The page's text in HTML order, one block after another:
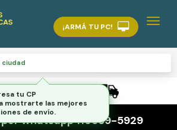
¡ARMÁ TU PC!
ciudad
A TODO EL PAÍS
whatsapp 116559-5929
tu CP
mostrarte las mejores
de envío.